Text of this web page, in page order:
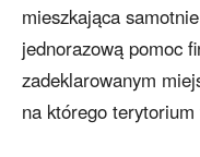
mieszkająca
jednorazową pomoc
zadeklarowanym
na którego